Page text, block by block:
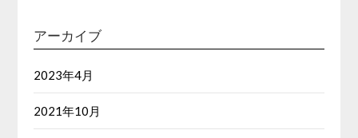
アーカイブ
2023年4月
2021年10月